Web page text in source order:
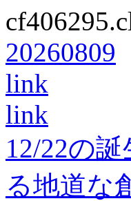
20260809
link
link
12/22の
る地道な